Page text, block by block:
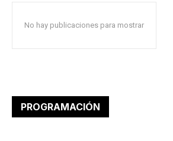
No hay publicaciones para mostrar
PROGRAMACIÓN